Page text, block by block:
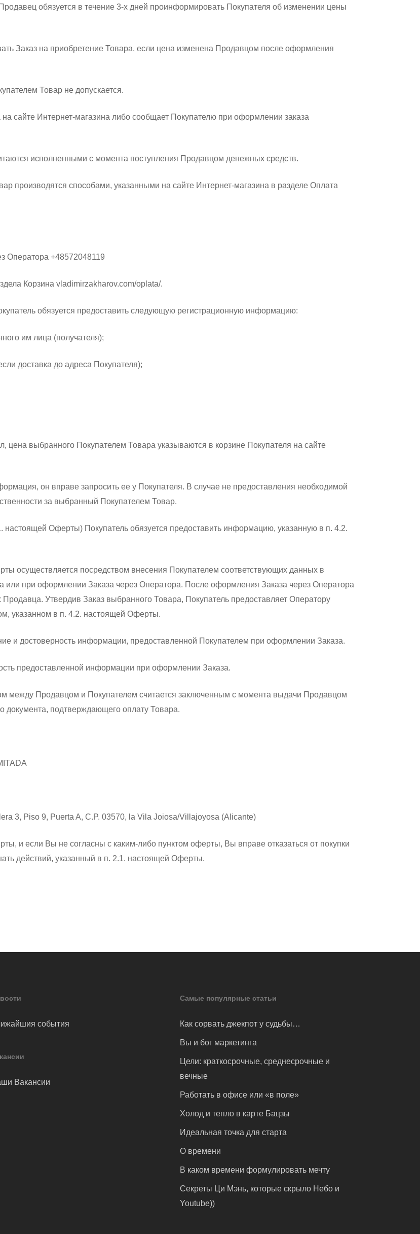
обязуется в течение 3-х дней проинформировать Покупателя об изменении цены
Заказ на приобретение Товара, если цена изменена Продавцом после оформления
Товар не допускается.
сайте Интернет-магазина либо сообщает Покупателю при оформлении заказа
исполненными с момента поступления Продавцом денежных средств.
производятся способами, указанными на сайте Интернет-магазина в разделе Оплата
Оператора +48572048119
Корзина vladimirzakharov.com/oplata/.
обязуется предоставить следующую регистрационную информацию:
им лица (получателя);
доставка до адреса Покупателя);
цена выбранного Покупателем Товара указываются в корзине Покупателя на сайте
он вправе запросить ее у Покупателя. В случае не предоставления необходимой
за выбранный Покупателем Товар.
Оферты) Покупатель обязуется предоставить информацию, указанную в п. 4.2.
осуществляется посредством внесения Покупателем соответствующих данных в
или при оформлении Заказа через Оператора. После оформления Заказа через Оператора
Утвердив Заказ выбранного Товара, Покупатель предоставляет Оператору
указанном в п. 4.2. настоящей Оферты.
и достоверность информации, предоставленной Покупателем при оформлении Заказа.
предоставленной информации при оформлении Заказа.
между Продавцом и Покупателем считается заключенным с момента выдачи Продавцом
документа, подтверждающего оплату Товара.
3, Piso 9, Puerta A, C.P. 03570, la Vila Joiosa/Villajoyosa (Alicante)
и если Вы не согласны с каким-либо пунктом оферты, Вы вправе отказаться от покупки
действий, указанный в п. 2.1. настоящей Оферты.
события
Вакансии
Самые популярные статьи
Как сорвать джекпот у судьбы…
Вы и бог маркетинга
Цели: краткосрочные, среднесрочные и
вечные
Работать в офисе или «в поле»
Холод и тепло в карте Бацзы
Идеальная точка для старта
О времени
В каком времени формулировать мечту
Секреты Ци Мэнь, которые скрыло Небо и
Youtube))